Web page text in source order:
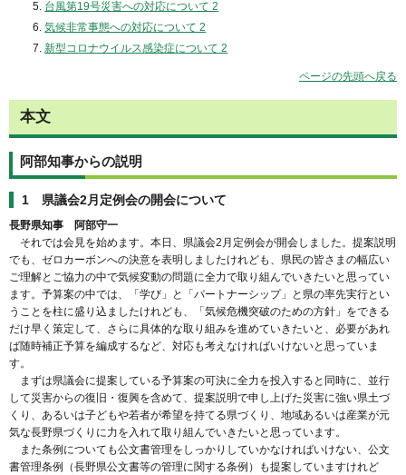
台風第19号災害への対応について 2
気候非常事態への対応について 2
新型コロナウイルス感染症について 2
ページの先頭へ戻る
本文
阿部知事からの説明
1 県議会2月定例会の開会について
長野県知事 阿部守一
それでは会見を始めます。本日、県議会2月定例会が開会しました。提案説明
でも、ゼロカーボンへの決意を表明しましたけれども、県民の皆さまの幅広い
ご理解とご協力の中で気候変動の問題に全力で取り組んでいきたいと思ってい
ます。予算案の中では、「学び」と「パートナーシップ」と県の率先実行とい
うことを柱に盛り込ましたけれども、「気候危機突破のための方針」をできる
だけ早く策定して、さらに具体的な取り組みを進めていきたいと、必要があれ
ば随時補正予算を編成するなど、対応も考えなければいけないと思っていま
す。
まずは県議会に提案している予算案の可決に全力を投入すると同時に、並行
して災害からの復旧・復興を含めて、提案説明で申し上げた災害に強い県土づ
くり、あるいは子どもや若者が希望を持てる県づくり、地域あるいは産業が元
気な長野県づくりに力を入れて取り組んでいきたいと思っています。
また条例についても公文書管理をしっかりしていかなければいけない、公文
書管理条例（長野県公文書等の管理に関する条例）も提案していますけれど